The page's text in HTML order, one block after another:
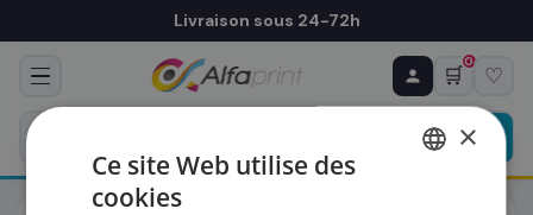
Livraison sous 24-72h
🛒
0
♡
Cartouches
Canon
♻ COMMANDE RÉCURRENTE
Prévoyez & économisez
Programmez votre prochain achat — notre équipe
vous prépare un devis personnalisé
×
Ce site Web utilise des
cookies